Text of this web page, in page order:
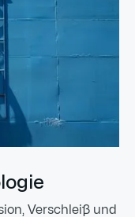
Verschleiß und